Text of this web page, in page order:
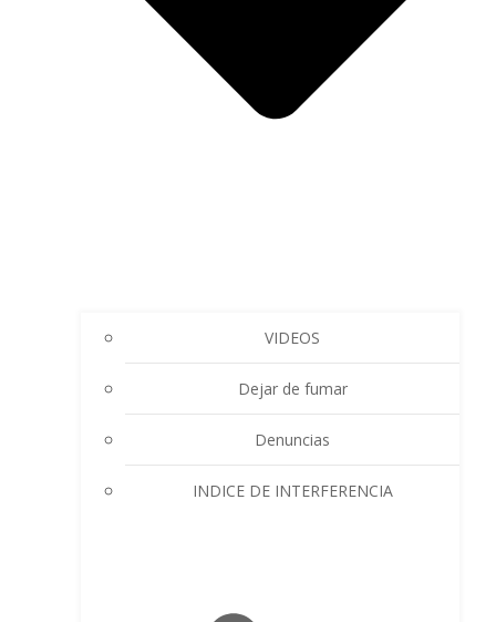
VIDEOS
Dejar de fumar
Denuncias
INDICE DE INTERFERENCIA